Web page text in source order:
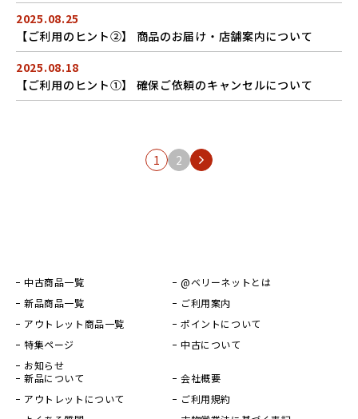
2025.08.25
【ご利用のヒント②】 商品のお届け・店舗案内について
2025.08.18
【ご利用のヒント①】 確保ご依頼のキャンセルについて
1 2
中古商品一覧
新品商品一覧
アウトレット商品一覧
特集ページ
お知らせ
@ベリーネットとは
ご利用案内
ポイントについて
中古について
新品について
アウトレットについて
会社概要
ご利用規約